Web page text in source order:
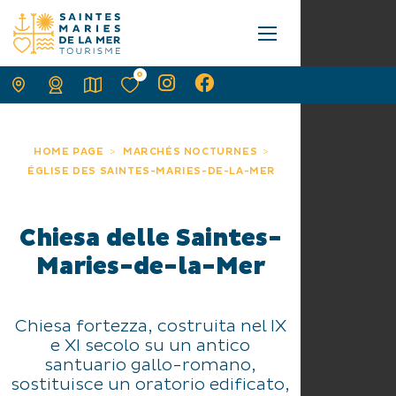
HOME PAGE
MARCHÉS NOCTURNES
ÉGLISE DES SAINTES-MARIES-DE-LA-MER
Chiesa delle Saintes-
Maries-de-la-Mer
Chiesa fortezza, costruita nel IX
e XI secolo su un antico
santuario gallo-romano,
sostituisce un oratorio edificato,
0